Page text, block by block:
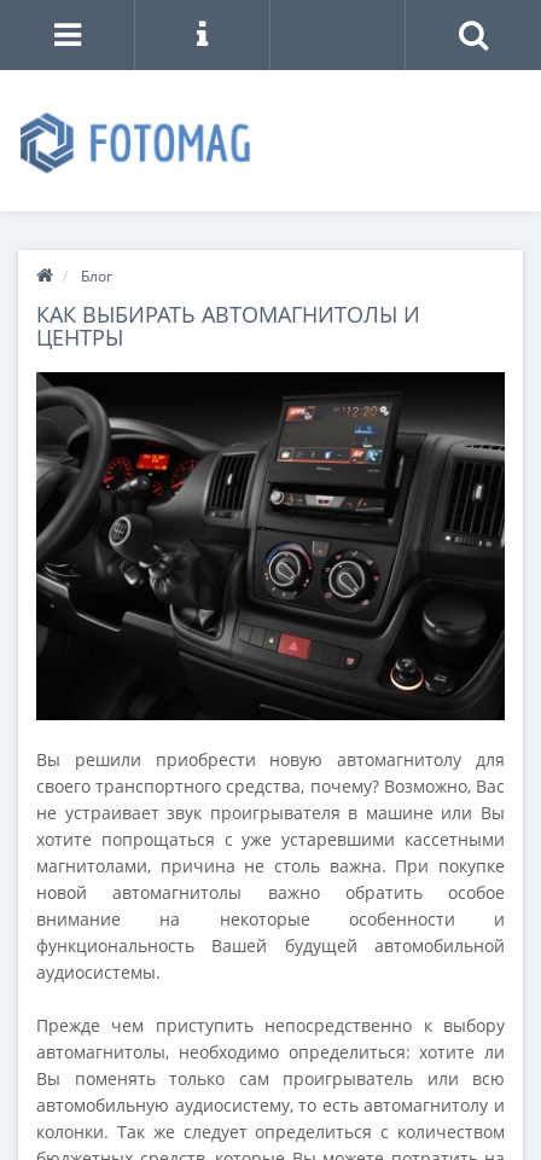
Блог
КАК ВЫБИРАТЬ АВТОМАГНИТОЛЫ И
ЦЕНТРЫ
Вы решили приобрести новую автомагнитолу для
своего транспортного средства, почему? Возможно, Вас
не устраивает звук проигрывателя в машине или Вы
хотите попрощаться с уже устаревшими кассетными
магнитолами, причина не столь важна. При покупке
новой автомагнитолы важно обратить особое
внимание на некоторые особенности и
функциональность Вашей будущей автомобильной
аудиосистемы.
Прежде чем приступить непосредственно к выбору
автомагнитолы, необходимо определиться: хотите ли
Вы поменять только сам проигрыватель или всю
автомобильную аудиосистему, то есть автомагнитолу и
колонки. Так же следует определиться с количеством